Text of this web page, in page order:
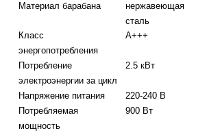
Материал барабана
нержавеющая
сталь
Класс
энергопотребления
A+++
Потребление
электроэнергии за цикл
2.5 кВт
Напряжение питания
220-240 В
Потребляемая
мощность
900 Вт